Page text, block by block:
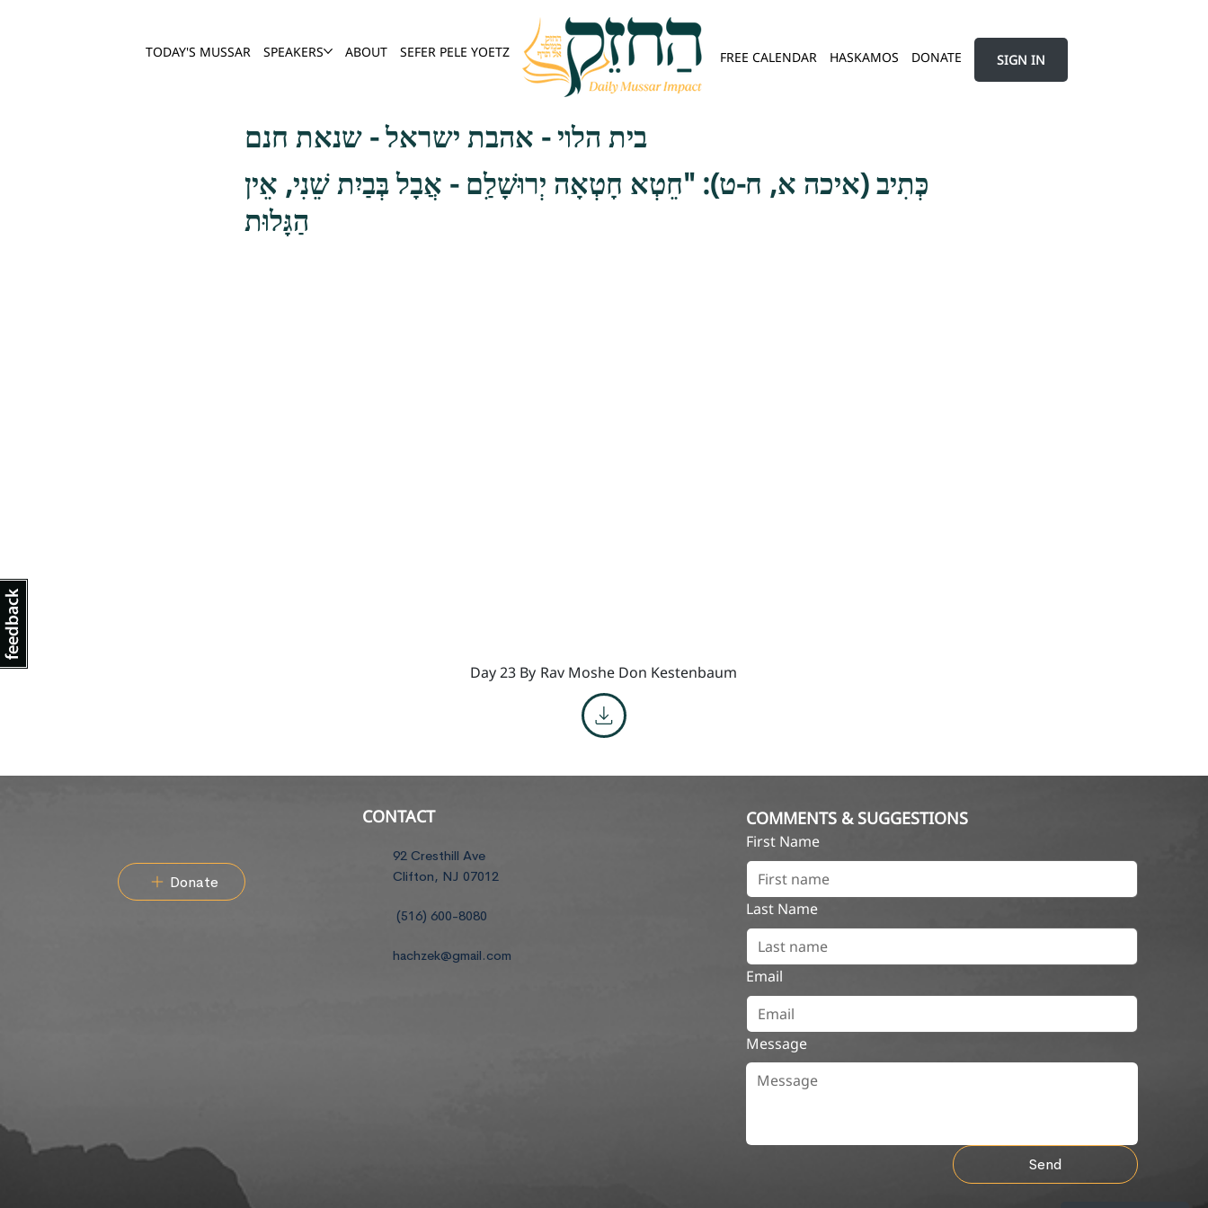
TODAY'S MUSSAR SPEAKERS ABOUT SEFER PELE YOETZ FREE CALENDAR HASKAMOS DONATE SIGN IN
בית הלוי - אהבת ישראל - שנאת חנם
כְּתִיב (איכה א, ח-ט): "חֵטְא חָטְאָה יְרוּשָׁלִַם - אֲבָל בְּבַיִת שֵׁנִי, אֵין
הַגָּלוּת
Day 23 By Rav Moshe Don Kestenbaum
Donate
CONTACT
92 Cresthill Ave
Clifton, NJ 07012
(516) 600-8080
hachzek@gmail.com
COMMENTS & SUGGESTIONS
First Name
Last Name
Email
Message
Send